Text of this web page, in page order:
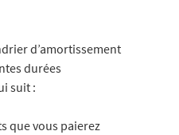
d’amortissement
durées
suit :
que vous paierez